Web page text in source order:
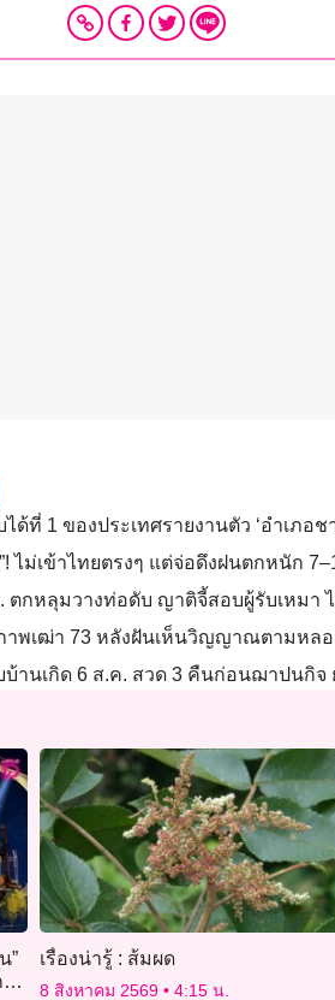
ที่ 1 ของประเทศรายงานตัว ‘อำเภอช
ไม่เข้าไทยตรงๆ แต่จ่อดึงฝนตกหนัก
ตกหลุมวางท่อดับ ญาติจี้สอบผู้รับเหมา
าพเฒ่า 73 หลังฝันเห็นวิญญาณตามหลอ
บ้านเกิด 6 ส.ค. สวด 3 คืนก่อนฌาปนกิ
”
เรื่องน่ารู้ : ส้มผด
8 สิงหาคม 2569 4:15 น.